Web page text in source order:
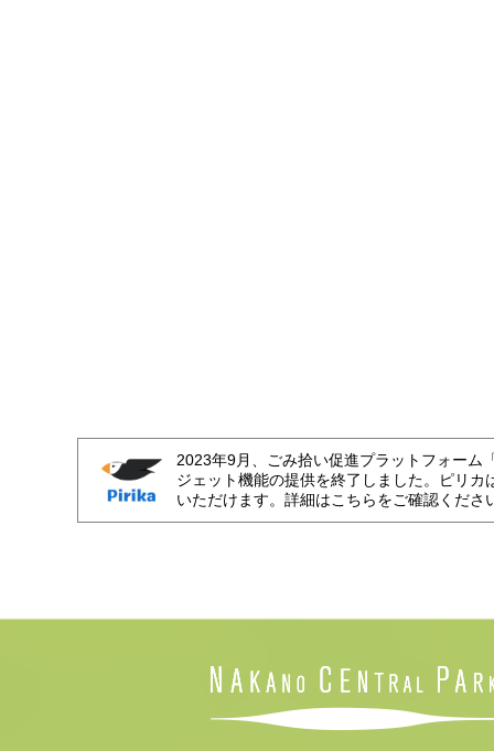
2023年9月、ごみ拾い促進プラットフォーム
ジェット機能の提供を終了しました。ピリカ
いただけます。詳細はこちらをご確認くださ